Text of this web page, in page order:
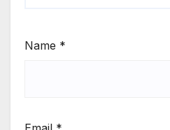
Name *